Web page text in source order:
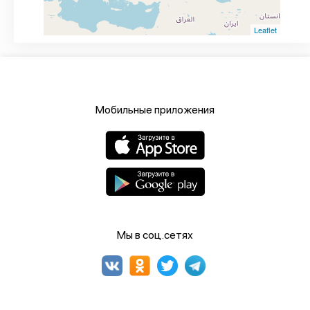
Leaflet
Мобильные приложения
Мы в соц.сетях